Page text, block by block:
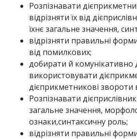
Розпізнавати
відрізняти їх від
їхнє загальне значення,
відрізняти правильні
від помилкових;
добирати й комунікативно
використовувати
дієприкметникові звороти
Розпізнавати
загальне значення,
ознаки,синтаксичну роль;
відрізняти правильні